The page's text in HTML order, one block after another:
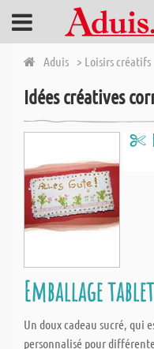
Aduis > Loisirs créatifs
Idées créatives
Emballage
Un doux cadeau sucré, qui
personnalisé pour